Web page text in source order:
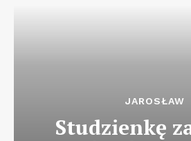
JAROSŁAW
Studzienkę